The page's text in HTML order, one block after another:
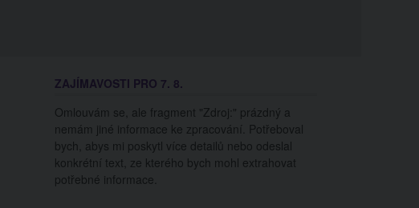
ZAJÍMAVOSTI PRO 7. 8.
Omlouvám se, ale fragment "Zdroj:" prázdný a
nemám jiné informace ke zpracování. Potřeboval
bych, abys mi poskytl více detailů nebo odeslal
konkrétní text, ze kterého bych mohl extrahovat
potřebné informace.